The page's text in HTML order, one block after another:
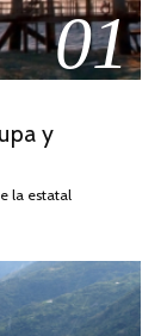
01
y
la estatal